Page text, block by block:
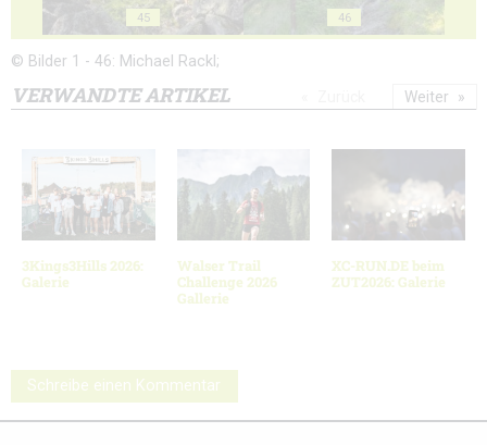
45 46
© Bilder 1 - 46: Michael Rackl;
VERWANDTE ARTIKEL
3Kings3Hills 2026:
Galerie
Walser Trail
Challenge 2026
Gallerie
XC-RUN.DE beim
ZUT2026: Galerie
Weiter
Schreibe einen Kommentar